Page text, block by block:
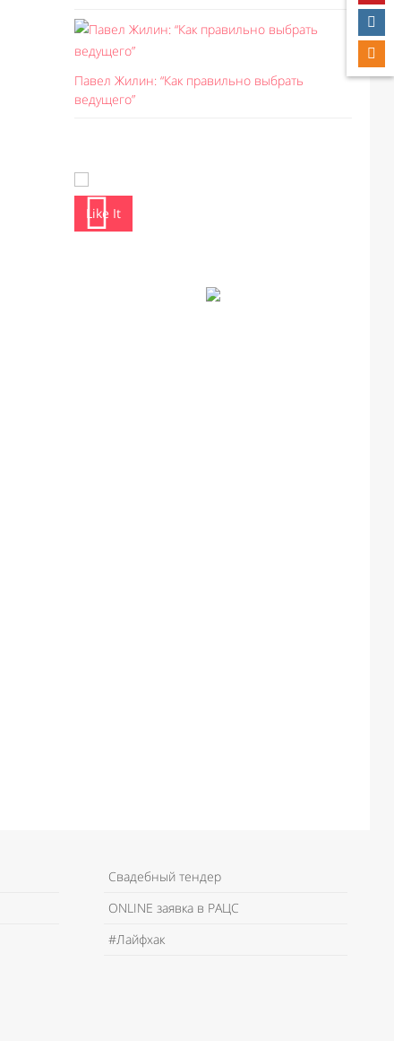
Павел Жилин: “Как правильно выбрать
ведущего”
Like It
Свадебный тендер
ONLINE заявка в РАЦС
#Лайфхак